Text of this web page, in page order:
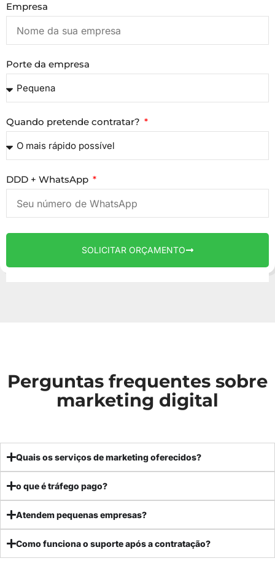
Empresa
Porte da empresa
Quando pretende contratar?
DDD + WhatsApp
SOLICITAR ORÇAMENTO
Perguntas frequentes sobre
marketing digital
Quais os serviços de marketing oferecidos?
o que é tráfego pago?
Atendem pequenas empresas?
Como funciona o suporte após a contratação?